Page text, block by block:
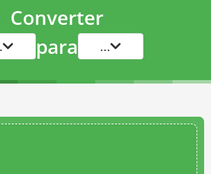
Converter
para ...